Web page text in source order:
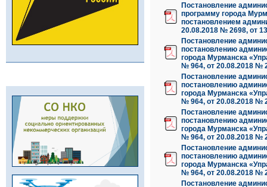
Постановление
программу города
постановлением
20.08.2018 № 2698, от
Постановление
постановлению
города Мурманска
№ 964, от 20.08.2018 №
Постановление
постановлению
города Мурманска
№ 964, от 20.08.2018 №
Постановление
постановлению
города Мурманска
№ 964, от 20.08.2018 №
Постановление
постановлению
города Мурманска
№ 964, от 20.08.2018 №
Постановление